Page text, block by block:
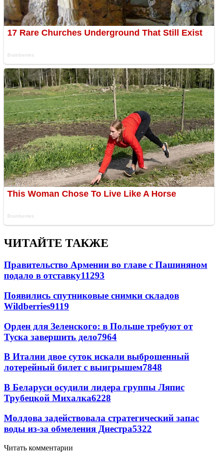
ЧИТАЙТЕ ТАКЖЕ
Правительство Армении во главе с Пашиняном
подало в отставку11293
Появились спутниковые снимки складов
Wildberries9119
Орден для Зеленского: в Польше требуют от
Туска завершить дело7964
В Италии двое суток искали выброшенный
лотерейный билет с выигрышем7848
В Беларуси осудили лидера группы Ляпис
Трубецкой Михалка6228
Молдова задействовала стратегический запас
воды из-за обмеления Днестра5322
Читать комментарии